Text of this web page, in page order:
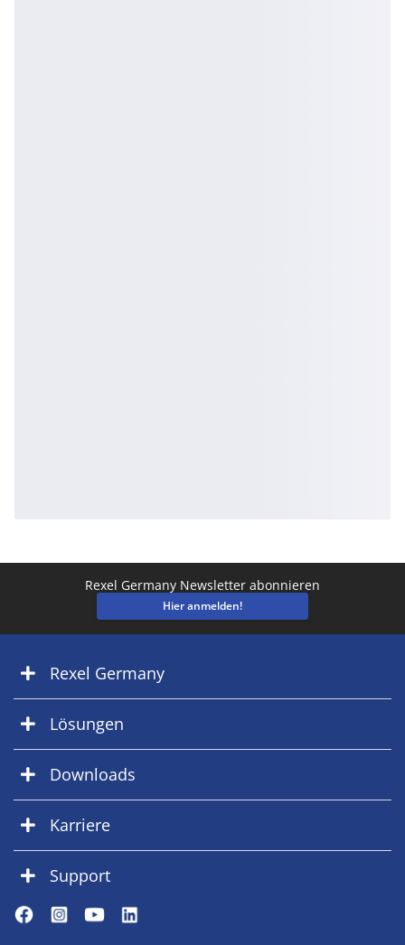
Rexel Germany Newsletter abonnieren
Hier anmelden!
Rexel Germany
Lösungen
Downloads
Karriere
Support